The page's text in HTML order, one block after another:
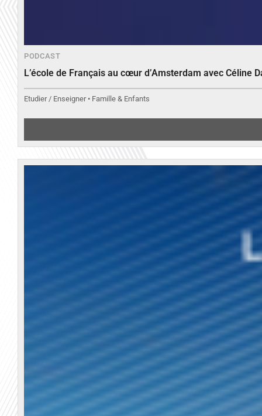
PODCAST
L’école de Français au cœur d’Amsterdam avec Céline
Etudier / Enseigner • Famille & Enfants